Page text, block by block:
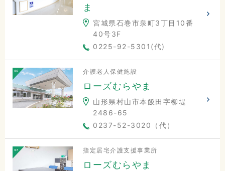
ま
宮城県石巻市泉町3丁目10番
40号3F
0225-92-5301(代)
介護老人保健施設
ローズむらやま
山形県村山市本飯田字柳堤
2486-65
0237-52-3020（代）
指定居宅介護支援事業所
ローズむらやま